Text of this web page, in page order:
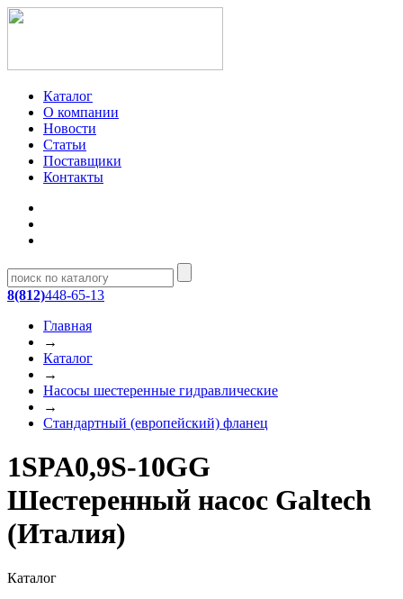
Каталог
О компании
Новости
Статьи
Поставщики
Контакты
8(812)448-65-13
Главная
→
Каталог
→
Насосы шестеренные гидравлические
→
Стандартный (европейский) фланец
1SPA0,9S-10GG
Шестеренный насос Galtech
(Италия)
Каталог